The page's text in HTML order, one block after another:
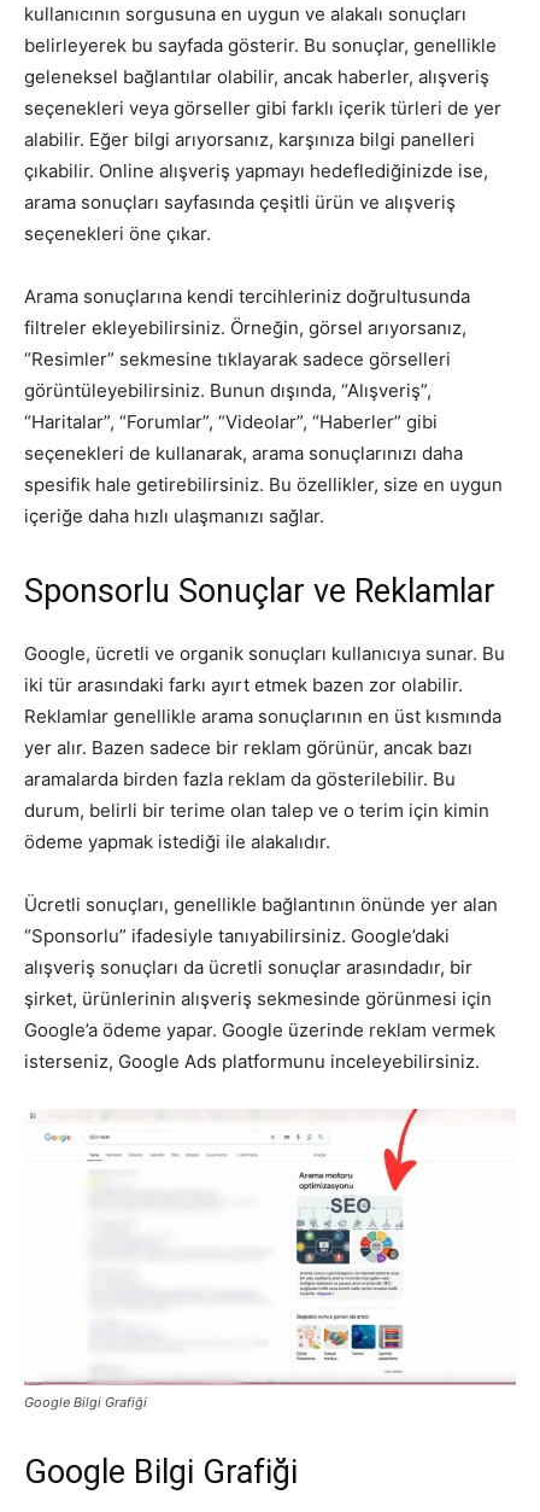
kullanıcının sorgusuna en uygun ve alakalı sonuçları
belirleyerek bu sayfada gösterir. Bu sonuçlar, genellikle
geleneksel bağlantılar olabilir, ancak haberler, alışveriş
seçenekleri veya görseller gibi farklı içerik türleri de yer
alabilir. Eğer bilgi arıyorsanız, karşınıza bilgi panelleri
çıkabilir. Online alışveriş yapmayı hedeflediğinizde ise,
arama sonuçları sayfasında çeşitli ürün ve alışveriş
seçenekleri öne çıkar.
Arama sonuçlarına kendi tercihleriniz doğrultusunda
filtreler ekleyebilirsiniz. Örneğin, görsel arıyorsanız,
“Resimler” sekmesine tıklayarak sadece görselleri
görüntüleyebilirsiniz. Bunun dışında, “Alışveriş”,
“Haritalar”, “Forumlar”, “Videolar”, “Haberler” gibi
seçenekleri de kullanarak, arama sonuçlarınızı daha
spesifik hale getirebilirsiniz. Bu özellikler, size en uygun
içeriğe daha hızlı ulaşmanızı sağlar.
Sponsorlu Sonuçlar ve Reklamlar
Google, ücretli ve organik sonuçları kullanıcıya sunar. Bu
iki tür arasındaki farkı ayırt etmek bazen zor olabilir.
Reklamlar genellikle arama sonuçlarının en üst kısmında
yer alır. Bazen sadece bir reklam görünür, ancak bazı
aramalarda birden fazla reklam da gösterilebilir. Bu
durum, belirli bir terime olan talep ve o terim için kimin
ödeme yapmak istediği ile alakalıdır.
Ücretli sonuçları, genellikle bağlantının önünde yer alan
“Sponsorlu” ifadesiyle tanıyabilirsiniz. Google’daki
alışveriş sonuçları da ücretli sonuçlar arasındadır, bir
şirket, ürünlerinin alışveriş sekmesinde görünmesi için
Google’a ödeme yapar. Google üzerinde reklam vermek
isterseniz, Google Ads platformunu inceleyebilirsiniz.
Google Bilgi Grafiği
Google Bilgi Grafiği